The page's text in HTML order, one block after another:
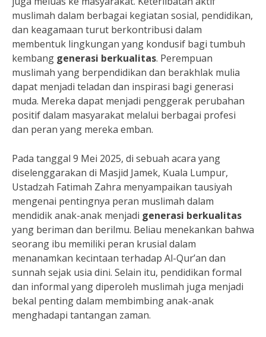
muslimah dalam berbagai kegiatan sosial, pendidikan,
dan keagamaan turut berkontribusi dalam
membentuk lingkungan yang kondusif bagi tumbuh
kembang generasi berkualitas. Perempuan
muslimah yang berpendidikan dan berakhlak mulia
dapat menjadi teladan dan inspirasi bagi generasi
muda. Mereka dapat menjadi penggerak perubahan
positif dalam masyarakat melalui berbagai profesi
dan peran yang mereka emban.
Pada tanggal 9 Mei 2025, di sebuah acara yang
diselenggarakan di Masjid Jamek, Kuala Lumpur,
Ustadzah Fatimah Zahra menyampaikan tausiyah
mengenai pentingnya peran muslimah dalam
mendidik anak-anak menjadi generasi berkualitas
yang beriman dan berilmu. Beliau menekankan bahwa
seorang ibu memiliki peran krusial dalam
menanamkan kecintaan terhadap Al-Qur’an dan
sunnah sejak usia dini. Selain itu, pendidikan formal
dan informal yang diperoleh muslimah juga menjadi
bekal penting dalam membimbing anak-anak
menghadapi tantangan zaman.